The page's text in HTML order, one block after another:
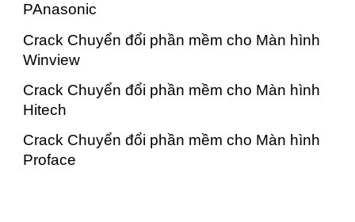
PAnasonic
Crack Chuyển đổi phần mềm cho Màn hình
Winview
Crack Chuyển đổi phần mềm cho Màn hình
Hitech
Crack Chuyển đổi phần mềm cho Màn hình
Proface